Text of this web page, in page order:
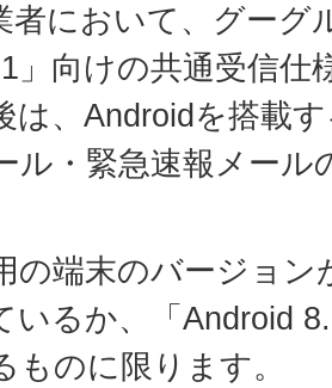
者において、グーグ
」向けの共通受信
は、Androidを搭載
ル・緊急速報メール
の端末のバージョン
いるか、「Android
ものに限ります。